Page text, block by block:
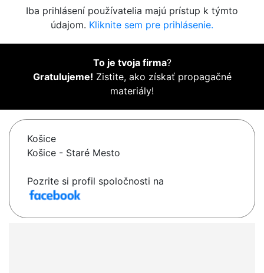
Iba prihlásení používatelia majú prístup k týmto
údajom. Kliknite sem pre prihlásenie.
To je tvoja firma?
Gratulujeme! Zistite, ako získať propagačné
materiály!
Košice
Košice - Staré Mesto
Pozrite si profil spoločnosti na